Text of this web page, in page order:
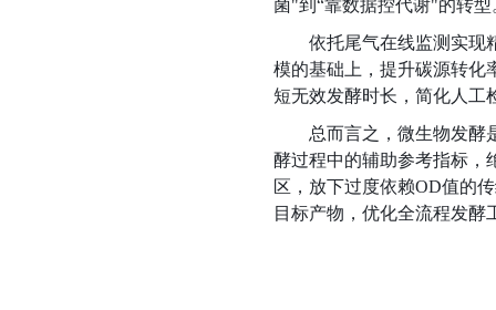
菌"到“靠数据控代谢"的转型
依托尾气在线监测实现
模的基础上，提升碳源转化
短无效发酵时长，简化人工
总而言之，微生物发酵
酵过程中的辅助参考指标，
区，放下过度依赖OD值的
目标产物，优化全流程发